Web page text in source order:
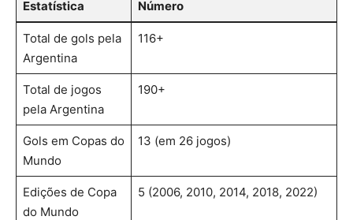
Estatística Número
Total de gols pela
Argentina
116+
Total de jogos
pela Argentina
190+
Gols em Copas do
Mundo
13 (em 26 jogos)
Edições de Copa
do Mundo
5 (2006, 2010, 2014, 2018, 2022)